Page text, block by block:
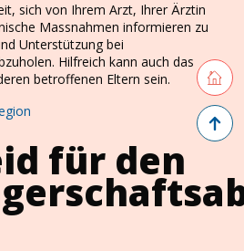
sich von Ihrem Arzt, Ihrer Ärztin
Massnahmen informieren zu
Unterstützung bei
Hilfreich kann auch das
betroffenen Eltern sein.
für den
Zurück